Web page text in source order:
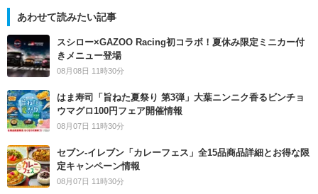
あわせて読みたい記事
スシロー×GAZOO Racing初コラボ！夏休み限定ミニカー付
きメニュー登場
08月08日 11時30分
はま寿司「旨ねた夏祭り 第3弾」大葉ニンニク香るビンチョ
ウマグロ100円フェア開催情報
08月07日 11時30分
セブン‐イレブン「カレーフェス」全15品商品詳細とお得な限
定キャンペーン情報
08月07日 11時30分